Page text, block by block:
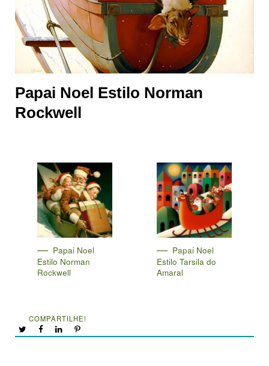
Papai Noel Estilo Norman
Rockwell
Papai Noel
Estilo Norman
Rockwell
Papai Noel
Estilo Tarsila do
Amaral
COMPARTILHE!